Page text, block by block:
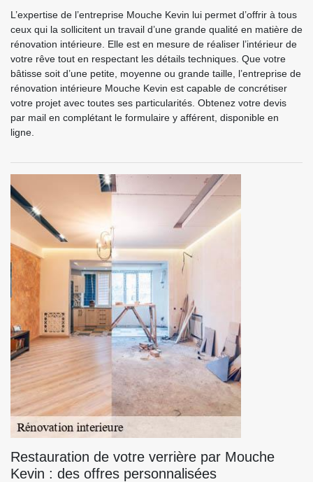
L’expertise de l’entreprise Mouche Kevin lui permet d’offrir à tous
ceux qui la sollicitent un travail d’une grande qualité en matière de
rénovation intérieure. Elle est en mesure de réaliser l’intérieur de
votre rêve tout en respectant les détails techniques. Que votre
bâtisse soit d’une petite, moyenne ou grande taille, l’entreprise de
rénovation intérieure Mouche Kevin est capable de concrétiser
votre projet avec toutes ses particularités. Obtenez votre devis
par mail en complétant le formulaire y afférent, disponible en
ligne.
Restauration de votre verrière par Mouche
Kevin : des offres personnalisées